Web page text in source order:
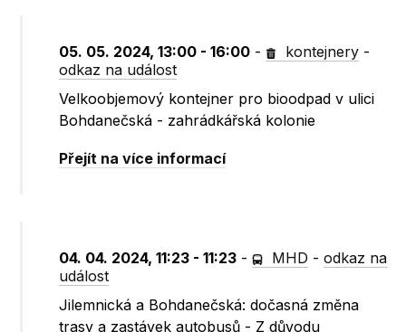
05. 05. 2024, 13:00 - 16:00 - kontejnery -
odkaz na událost
Velkoobjemový kontejner pro bioodpad v ulici
Bohdanečská - zahrádkářská kolonie
Přejít na více informací
04. 04. 2024, 11:23 - 11:23 - MHD -odkaz na
událost
Jilemnická a Bohdanečská: dočasná změna
trasy a zastávek autobusů - Z důvodu